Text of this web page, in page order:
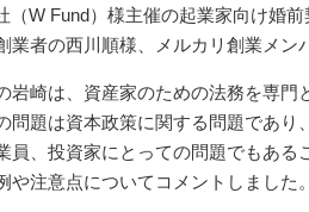
（W Fund）様主催の起業家向け婚前
業者の西川順様、メルカリ創業メン
岩崎は、資産家のための法務を専門
問題は資本政策に関する問題であり
員、投資家にとっての問題でもある
や注意点についてコメントしました。